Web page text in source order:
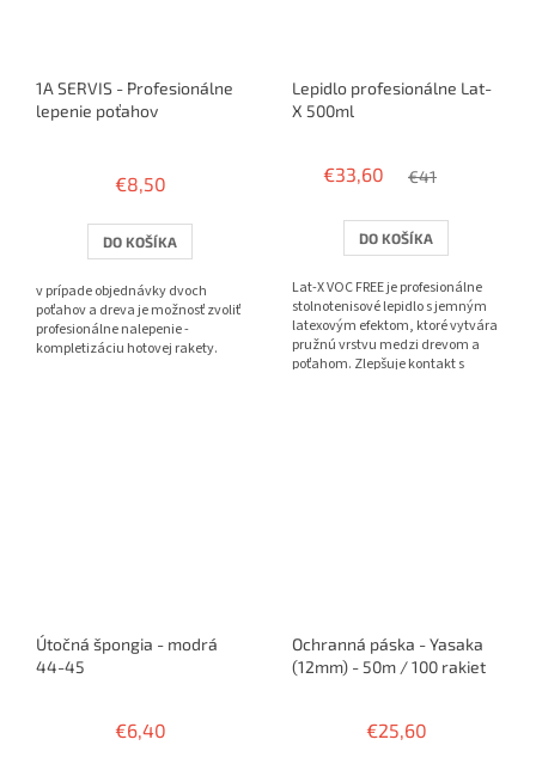
1A SERVIS - Profesionálne
lepenie poťahov
produktu
3,8
z
hviezdičiek.
€8,50
DO KOŠÍKA
v prípade objednávky dvoch
poťahov a dreva je možnosť zvoliť
profesionálne nalepenie -
kompletizáciu hotovej rakety.
Lepidlo profesionálne Lat-
X 500ml
€33,60 €41
DO KOŠÍKA
Lat-X VOC FREE je profesionálne
stolnotenisové lepidlo s jemným
latexovým efektom, ktoré vytvára
pružnú vrstvu medzi drevom a
poťahom. Zlepšuje kontakt s
Útočná špongia - modrá
44-45
€6,40
Ochranná páska - Yasaka
(12mm) - 50m / 100 rakiet
€25,60